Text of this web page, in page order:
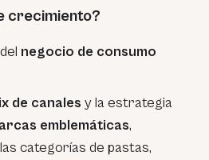
crecimiento?
negocio de consumo
de canales y la estrategia
emblemáticas,
categorías de pastas,